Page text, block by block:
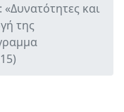
και
της